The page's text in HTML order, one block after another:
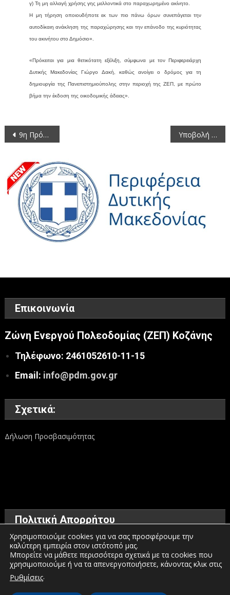
γ) Τη μη αλλαγή χρήσης γης μελλοντικά στο παραχωρημένο ακίνητο.
Η μη τήρηση οποιουδήποτε εκ των πιο πάνω όρων συνεπάγεται την
αυτοδίκαιη ανάκληση της παραχώρησης και την επάνοδο της κυριότητας
του ακινήτου στο Δημόσιο».
«Πρόκειται για μια θετικότατη εξέλιξη, σύμφωνα με τον Περιφερειάρχη
Δυτικής Μακεδονίας Γιώργο Δακή, καθώς ανοίγει ο δρόμος για τη
δημιουργία της Πανεπιστημιούπολης στην περιοχή της ΖΕΠ, με πρώτο
βήμα την έκδοση της οικοδομικής άδειας».
Πλοήγηση
9η Πρόσκληση σε συνεδρίαση της Οικονομικής Επιτροπής της Περιφέρειας Δυτικής Μακεδονίας 2014 Υποβολή αιτήσεων εκδήλωσης ενδιαφέροντος για το Πρόγραμμα Αναδιάρθρωσης και μετατροπής των αμπελώνων για το έτος 2014
Επικοινωνία
Ζώνη Ενεργού Πολεοδομίας (ΖΕΠ) Κοζάνης
Τηλέφωνο: 2461052610-11-15
Email: info@pdm.gov.gr
Σχετικά:
Δήλωση Προσβασιμότητας
Πολιτική Απορρήτου
Όροι χρήσης
Πολιτική προστασίας προσωπικών δεδομένων
Πολιτική για τα Cookies
Χρησιμοποιούμε cookies για να σας προσφέρουμε την
καλύτερη εμπειρία στον ιστότοπό μας.
Μπορείτε να μάθετε περισσότερα σχετικά με τα cookies που
χρησιμοποιούμε ή να τα απενεργοποιήσετε, κάνοντας κλικ στις
Ρυθμίσεις.